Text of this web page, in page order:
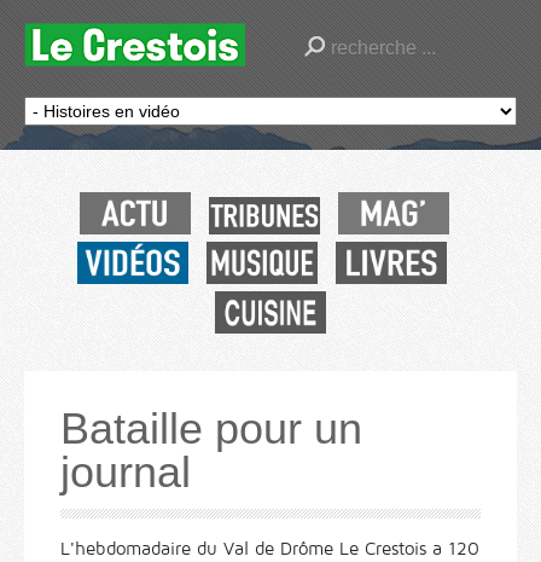
Bataille pour un
journal
L'hebdomadaire du Val de Drôme Le Crestois a 120